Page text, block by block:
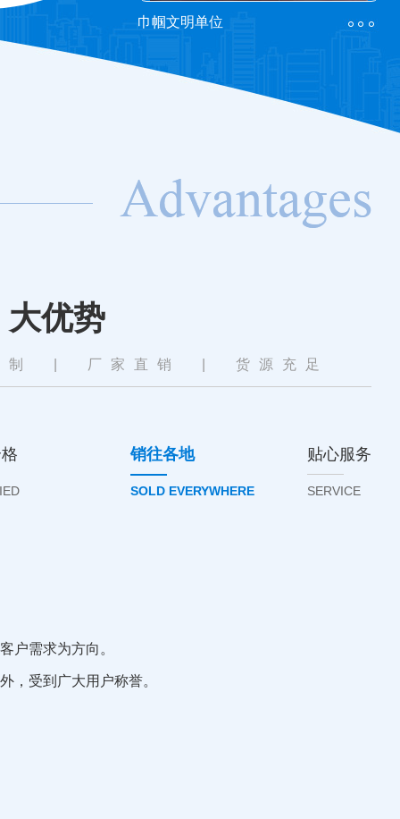
力推行…
巾帼文明单位
负责的业务专员，持着认认真真的态度，实实在在的付
销往各地
SOLD EVERYWHERE
贴心服务
SERVICE
大优势
制 厂家直销 货源充足